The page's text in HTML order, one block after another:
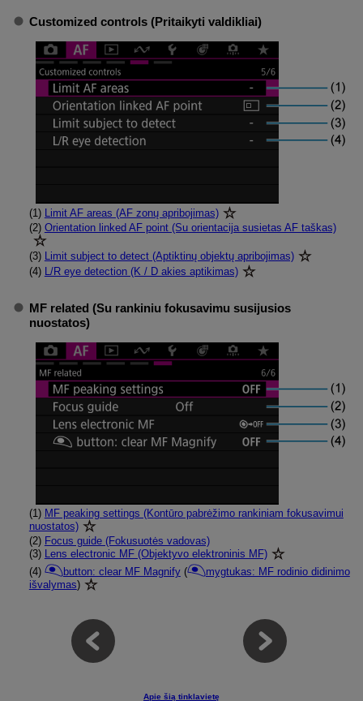
Customized controls (Pritaikyti valdikliai)
(1)
Limit AF areas (AF zonų apribojimas)
(2) Orientation linked AF point (Su orientacija susietas AF taškas)
(3)
Limit subject to detect (Aptiktinų objektų apribojimas)
(4)
L/R eye detection (K / D akies aptikimas)
MF related (Su rankiniu fokusavimu susijusios
nuostatos)
(1) MF peaking settings (Kontūro pabrėžimo rankiniam fokusavimui
nuostatos)
(2) Focus guide (Fokusuotės vadovas)
(3)
Lens electronic MF (Objektyvo elektroninis MF)
(4)
button: clear MF Magnify(
mygtukas: MF rodinio didinimo
išvalymas)
Apie šią tinklavietę